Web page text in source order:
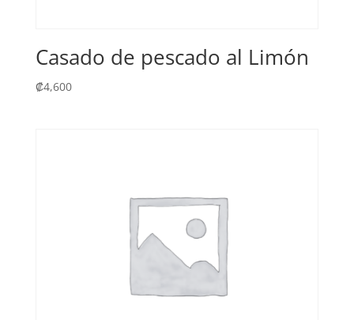
Casado de pescado al Limón
₡4,600